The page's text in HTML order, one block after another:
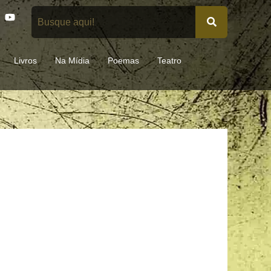
Y
o
t
u
b
e
Livros Na Mídia Poemas Teatro